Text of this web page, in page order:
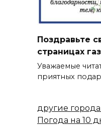
Поздравьте
страницах
Уважаемые
приятных
другие
Погода на